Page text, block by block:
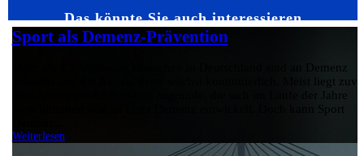
Das könnte Sie auch interessieren…
Sport als Demenz-Prävention
Mehr als 1,5 Millionen Menschen in Deutschland sind an Demenz
erkrankt und die Anzahl derer wächst kontinuierlich. Meist liegt
eine Alzheimer-Erkrankung zugrunde, die sich im Laufe der Jahre
verschlimmert und zu einer Demenz entwickelt. Doch kann Sport
Weiterlesen